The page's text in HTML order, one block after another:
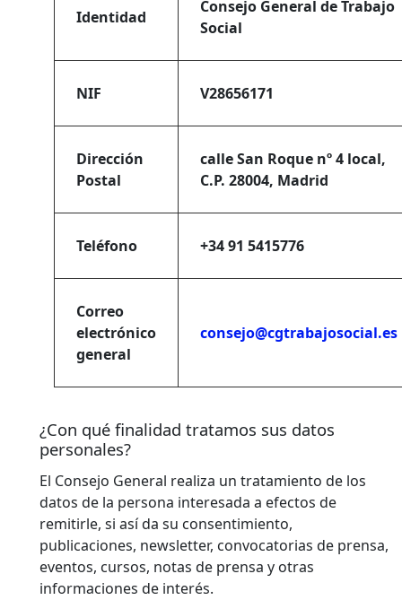
Identidad
Consejo General de Trabajo
Social
NIF V28656171
Dirección
Postal
calle San Roque nº 4 local,
C.P. 28004, Madrid
Teléfono +34 91 5415776
Correo
electrónico
general
consejo@cgtrabajosocial.es
¿Con qué finalidad tratamos sus datos
personales?
El Consejo General realiza un tratamiento de los
datos de la persona interesada a efectos de
remitirle, si así da su consentimiento,
publicaciones, newsletter, convocatorias de prensa,
eventos, cursos, notas de prensa y otras
informaciones de interés.